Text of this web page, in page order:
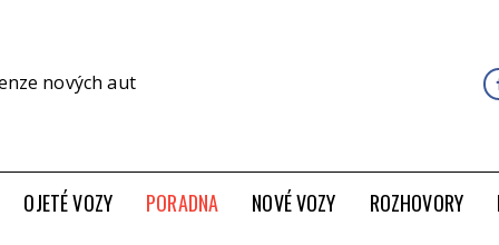
nových aut
OJETÉ VOZY PORADNA NOVÉ VOZY ROZHOVORY